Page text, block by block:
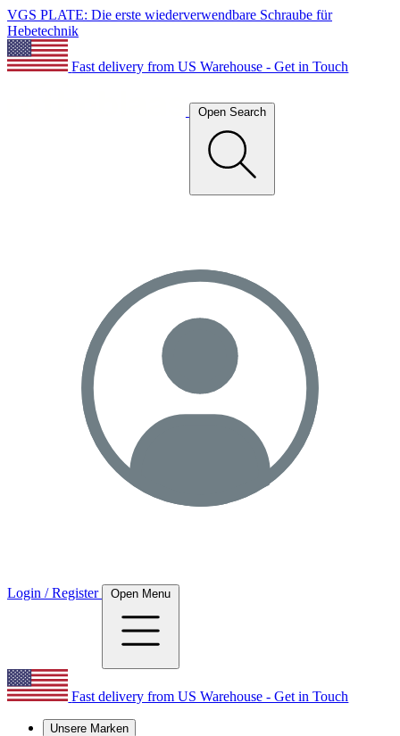
VGS PLATE: Die erste wiederverwendbare Schraube für
Hebetechnik
Fast delivery from US Warehouse - Get in Touch
Open Search
Login / Register Open Menu
Fast delivery from US Warehouse - Get in Touch
Unsere Marken